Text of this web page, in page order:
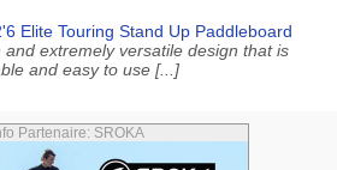
Elite Touring Stand Up Paddleboard
and extremely versatile design that is
and easy to use [...]
Partenaire: SROKA